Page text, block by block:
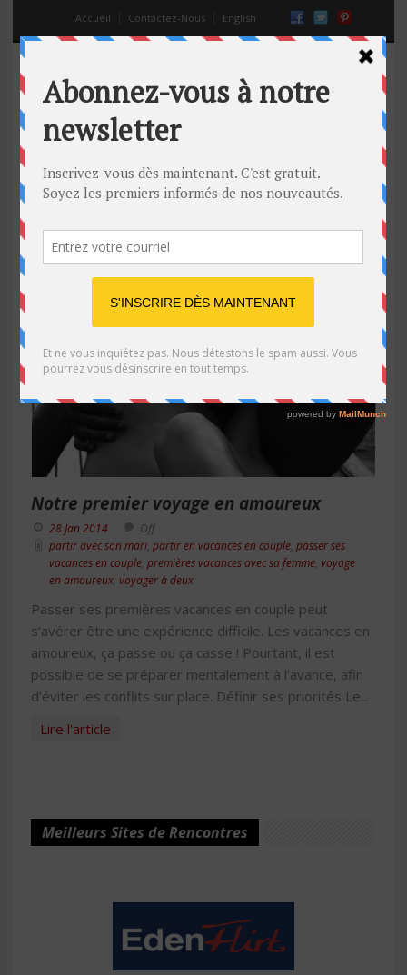
Accueil Contactez-Nous English
partir en vacances en couple
Notre premier voyage en amoureux
28 Jan 2014
Off
partir avec son mari partir en vacances en couple passer ses
vacances en couple premières vacances avec sa femme voyage
en amoureux voyager à deux
Passer ses premières vacances en couple peut
s’avérer être une expérience difficile. Les vacances en
amoureux, ça passe ou ça casse ! Pourtant, il est
possible de se préparer mentalement à l’avance, afin
d’éviter les conflits sur place. Définir ses priorités Le...
Lire l'article
Meilleurs Sites de Rencontres